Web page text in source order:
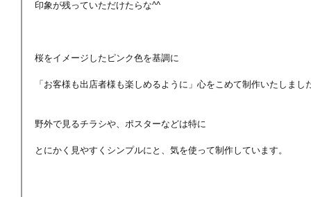
印象が残っていただけたらな^^
桜をイメージしたピンク色を基調に
「お客様も出店者様も楽しめるように」心をこめて制作いたしまし
野外で見るチラシや、ポスターなどは特に
とにかく見やすくシンプルにと、気を使って制作しています。